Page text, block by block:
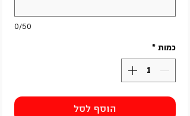
0/50
כמות *
הוסף לסל